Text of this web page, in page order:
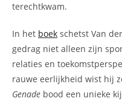
terechtkwam.
In het boek schetst Van
gedrag niet alleen zijn
relaties en
rauwe eerlijkheid wist hij
Genade bood een unieke